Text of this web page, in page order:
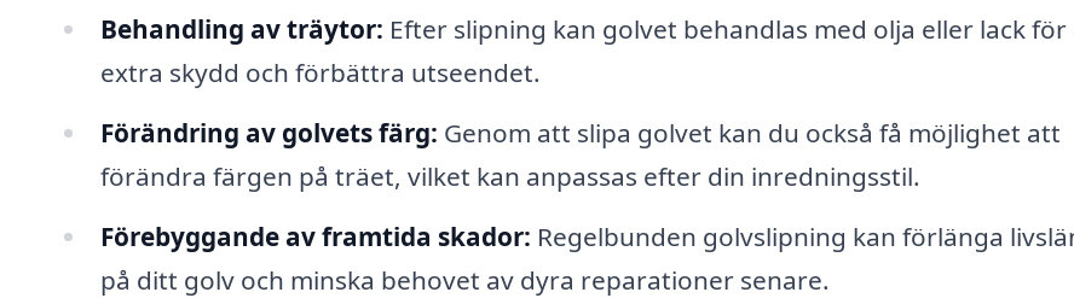
Behandling av träytor: Efter slipning kan golvet behandlas med olja eller lack
extra skydd och förbättra utseendet.
Förändring av golvets färg: Genom att slipa golvet kan du också få möjlighet att
förändra färgen på träet, vilket kan anpassas efter din inredningsstil.
Förebyggande av framtida skador: Regelbunden golvslipning kan förlänga
på ditt golv och minska behovet av dyra reparationer senare.